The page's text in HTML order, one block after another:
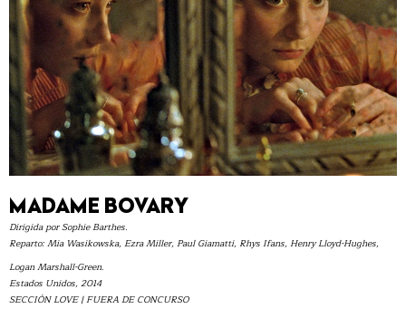
MADAME BOVARY
Dirigida por Sophie Barthes.
Reparto: Mia Wasikowska, Ezra Miller, Paul Giamatti, Rhys Ifans, Henry Lloyd-Hughes,
Logan Marshall-Green.
Estados Unidos, 2014
SECCIÓN LOVE | FUERA DE CONCURSO